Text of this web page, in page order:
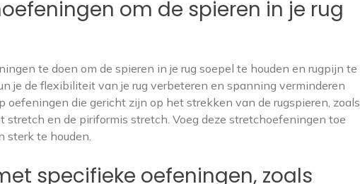
om de spieren in je rug
te doen om de spieren in je rug soepel te houden en rugpijn te
je de flexibiliteit van je rug verbeteren en spanning verminderen
oefeningen die gericht zijn op het strekken van de rugspieren, zoals
en de piriformis stretch. Voeg deze stretchoefeningen toe
sterk te houden.
specifieke oefeningen, zoals